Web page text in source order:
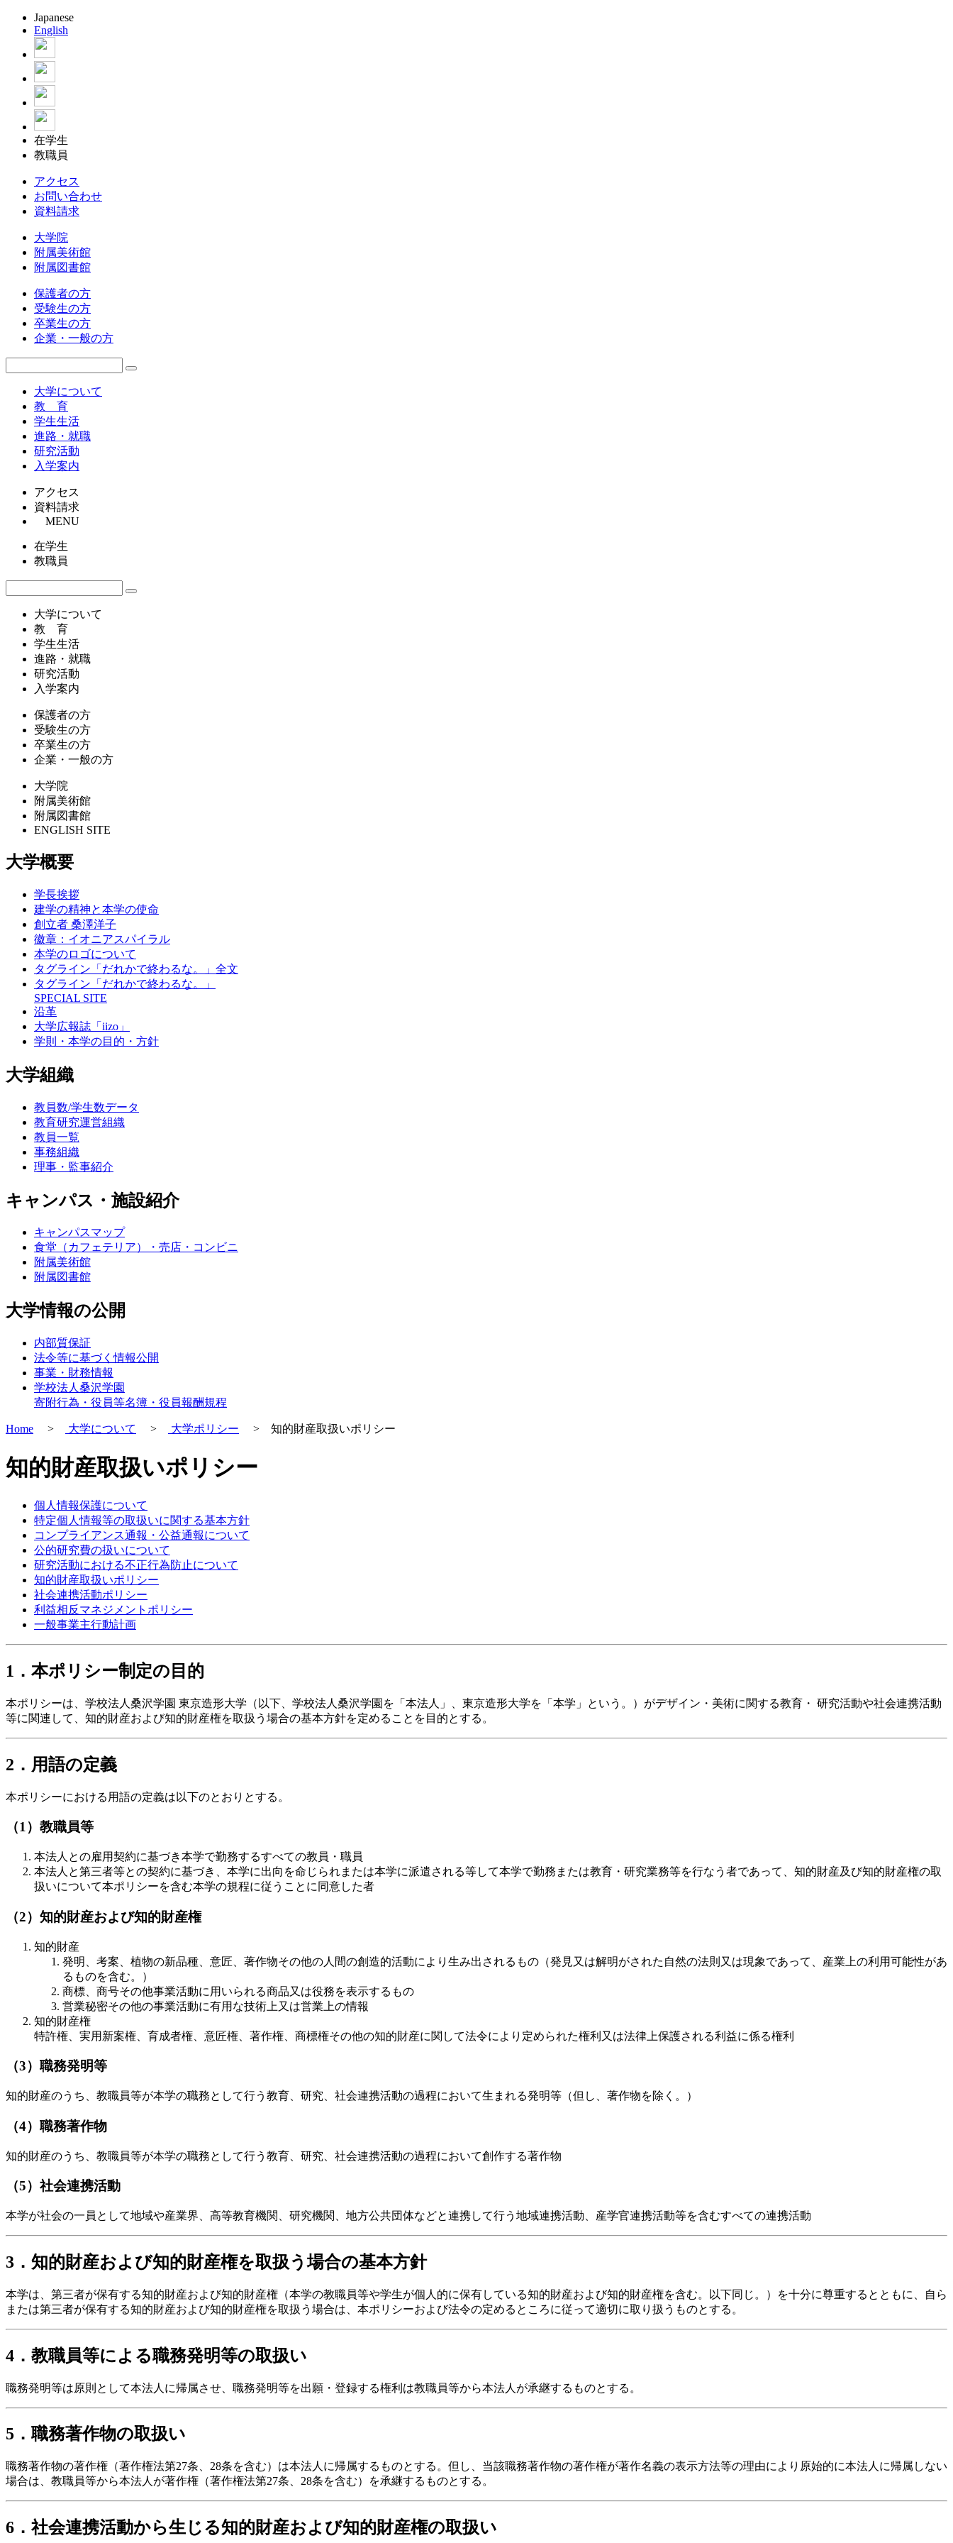
Japanese
English
在学生
教職員
アクセス
お問い合わせ
資料請求
大学院
附属美術館
附属図書館
保護者の方
受験生の方
卒業生の方
企業・一般の方
大学について
教 育
学生生活
進路・就職
研究活動
入学案内
アクセス
資料請求
MENU
在学生
教職員
大学について
教 育
学生生活
進路・就職
研究活動
入学案内
保護者の方
受験生の方
卒業生の方
企業・一般の方
大学院
附属美術館
附属図書館
ENGLISH SITE
大学概要
学長挨拶
建学の精神と本学の使命
創立者 桑澤洋子
徽章：イオニアスパイラル
本学のロゴについて
タグライン「だれかで終わるな。」全文
タグライン「だれかで終わるな。」
SPECIAL SITE
沿革
大学広報誌「iizo」
学則・本学の目的・方針
大学組織
教員数/学生数データ
教育研究運営組織
教員一覧
事務組織
理事・監事紹介
キャンパス・施設紹介
キャンパスマップ
食堂（カフェテリア）・売店・コンビニ
附属美術館
附属図書館
大学情報の公開
内部質保証
法令等に基づく情報公開
事業・財務情報
学校法人桑沢学園
寄附行為・役員等名簿・役員報酬規程
Home > 大学について > 大学ポリシー > 知的財産取扱いポリシー
知的財産取扱いポリシー
個人情報保護について
特定個人情報等の取扱いに関する基本方針
コンプライアンス通報・公益通報について
公的研究費の扱いについて
研究活動における不正行為防止について
知的財産取扱いポリシー
社会連携活動ポリシー
利益相反マネジメントポリシー
一般事業主行動計画
1．本ポリシー制定の目的
本ポリシーは、学校法人桑沢学園 東京造形大学（以下、学校法人桑沢学園を「本法人」、東京造形大学を「本学」という。）がデザイン・美術に関する教育・ 研究活動や社会連携活動
等に関連して、知的財産および知的財産権を取扱う場合の基本方針を定めることを目的とする。
2．用語の定義
本ポリシーにおける用語の定義は以下のとおりとする。
（1）教職員等
本法人との雇用契約に基づき本学で勤務するすべての教員・職員
本法人と第三者等との契約に基づき、本学に出向を命じられまたは本学に派遣される等して本学で勤務または教育・研究業務等を行なう者であって、知的財産及び知的財産権の取
扱いについて本ポリシーを含む本学の規程に従うことに同意した者
（2）知的財産および知的財産権
知的財産
発明、考案、植物の新品種、意匠、著作物その他の人間の創造的活動により生み出されるもの（発見又は解明がされた自然の法則又は現象であって、産業上の利用可能性があ
るものを含む。）
商標、商号その他事業活動に用いられる商品又は役務を表示するもの
営業秘密その他の事業活動に有用な技術上又は営業上の情報
知的財産権
特許権、実用新案権、育成者権、意匠権、著作権、商標権その他の知的財産に関して法令により定められた権利又は法律上保護される利益に係る権利
（3）職務発明等
知的財産のうち、教職員等が本学の職務として行う教育、研究、社会連携活動の過程において生まれる発明等（但し、著作物を除く。）
（4）職務著作物
知的財産のうち、教職員等が本学の職務として行う教育、研究、社会連携活動の過程において創作する著作物
（5）社会連携活動
本学が社会の一員として地域や産業界、高等教育機関、研究機関、地方公共団体などと連携して行う地域連携活動、産学官連携活動等を含むすべての連携活動
3．知的財産および知的財産権を取扱う場合の基本方針
本学は、第三者が保有する知的財産および知的財産権（本学の教職員等や学生が個人的に保有している知的財産および知的財産権を含む。以下同じ。）を十分に尊重するとともに、自ら
または第三者が保有する知的財産および知的財産権を取扱う場合は、本ポリシーおよび法令の定めるところに従って適切に取り扱うものとする。
4．教職員等による職務発明等の取扱い
職務発明等は原則として本法人に帰属させ、職務発明等を出願・登録する権利は教職員等から本法人が承継するものとする。
5．職務著作物の取扱い
職務著作物の著作権（著作権法第27条、28条を含む）は本法人に帰属するものとする。但し、当該職務著作物の著作権が著作名義の表示方法等の理由により原始的に本法人に帰属しない
場合は、教職員等から本法人が著作権（著作権法第27条、28条を含む）を承継するものとする。
6．社会連携活動から生じる知的財産および知的財産権の取扱い